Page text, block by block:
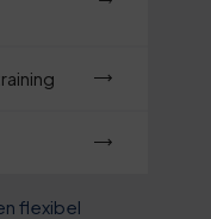
flexibel